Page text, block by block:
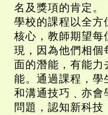
名及獎項的肯定。
學校的課程以全方
核心，教師期望每
現，因為他們相個
面的潛能，有能力
能。通過課程，學
和溝通技巧﹑亦會
問題，認知新科技